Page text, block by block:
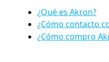
¿Qué es Akron?
¿Cómo contacto
¿Cómo compro